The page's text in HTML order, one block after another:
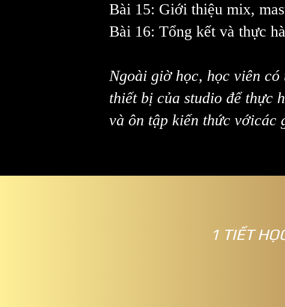
Bài 15: Giới thiệu mix,
Bài 16: Tổng kết và thực
Ngoài giờ học, học viên có
thiết bị của studio để thực
và ôn tập kiến thức vớicác
1 TIẾT